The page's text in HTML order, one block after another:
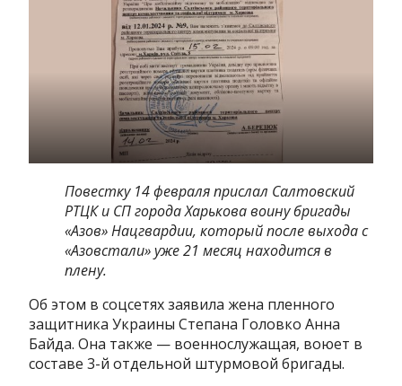
Повестку 14 февраля прислал Салтовский
РТЦК и СП города Харькова воину бригады
«Азов» Нацгвардии, который после выхода с
«Азовстали» уже 21 месяц находится в
плену.
Об этом в соцсетях заявила жена пленного
защитника Украины Степана Головко Анна
Байда. Она также — военнослужащая, воюет в
составе 3-й отдельной штурмовой бригады.